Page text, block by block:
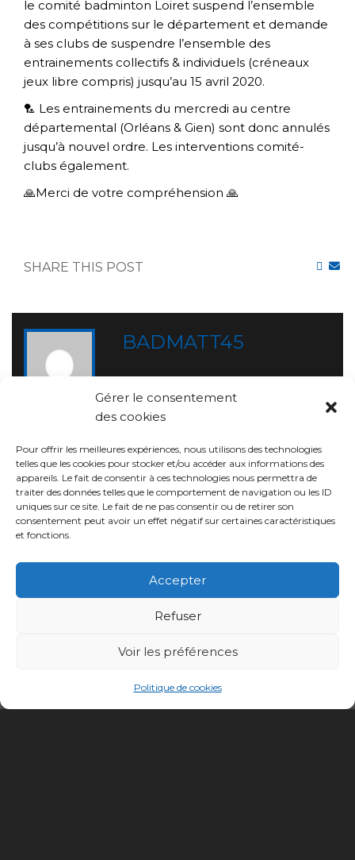
Gérer le consentement
des cookies
Pour offrir les meilleures expériences, nous utilisons des technologies
telles que les cookies pour stocker et/ou accéder aux informations des
appareils. Le fait de consentir à ces technologies nous permettra de
traiter des données telles que le comportement de navigation ou les ID
uniques sur ce site. Le fait de ne pas consentir ou de retirer son
consentement peut avoir un effet négatif sur certaines caractéristiques
et fonctions.
Accepter
Refuser
Voir les préférences
Politique de cookies
le comité badminton Loiret suspend l’ensemble
des compétitions sur le département et demande
à ses clubs de suspendre l’ensemble des
entrainements collectifs & individuels (créneaux
jeux libre compris) jusqu’au 15 avril 2020.
🏸 Les entrainements du mercredi au centre
départemental (Orléans & Gien) sont donc annulés
jusqu’à nouvel ordre. Les interventions comité-
clubs également.
🙏Merci de votre compréhension 🙏
SHARE THIS POST
BADMATT45
RELATED POST